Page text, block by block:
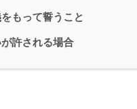
もって誓うこと
許される場合